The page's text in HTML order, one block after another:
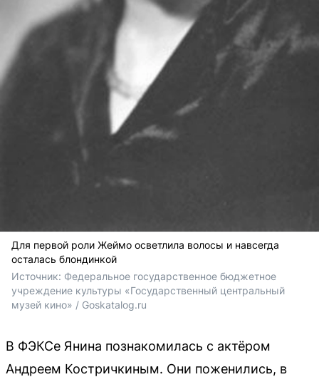
Для первой роли Жеймо осветлила волосы и навсегда
осталась блондинкой
Источник: Федеральное государственное бюджетное
учреждение культуры «Государственный центральный
музей кино» / Goskatalog.ru
В ФЭКСе Янина познакомилась с актёром
Андреем Костричкиным. Они поженились, в